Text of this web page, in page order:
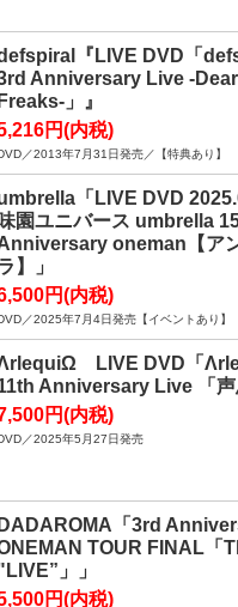
『LIVE DVD「
Anniversary Live -Dear
Freaks-」』
円(内税)
／2013年7月31日発売／【特典あり】
「LIVE DVD
味園ユニバース umbrella
oneman【ア
】」
円(内税)
／2025年7月4日発売【イベントあり】
LIVE DVD「
Anniversary Live 「声
円(内税)
／2025年5月27日発売
DADAROMA「3rd
TOUR FINAL「
」」
円(内税)